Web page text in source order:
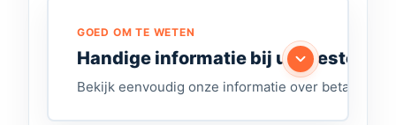
GOED OM TE WETEN
Handige informatie bij uw bestelling
Bekijk eenvoudig onze informatie over betalen,